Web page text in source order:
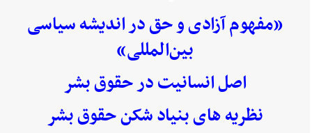
«مفهوم آزادی و حق در اندیشه سیاسی
بین‌المللی»
اصل انسانیت در حقوق بشر
نظریه های بنیاد شکن حقوق بشر